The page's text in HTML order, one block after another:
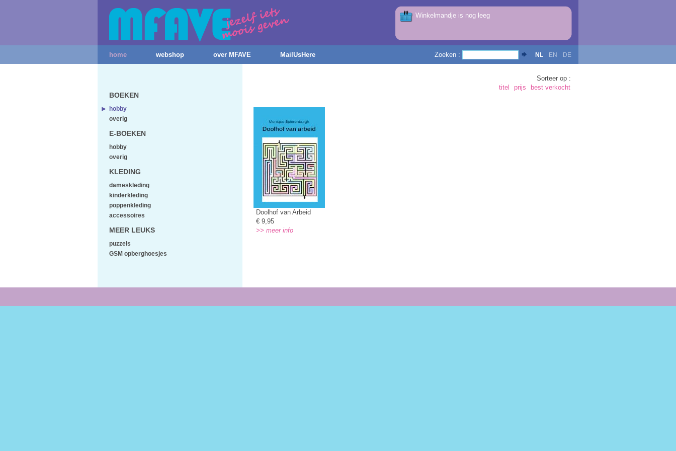
Winkelmandje is nog leeg
home webshop over MFAVE MailUsHere NL EN DE
Zoeken :
Sorteer op :
titel
prijs best verkocht
Doolhof van Arbeid
€ 9,95
>> meer info
BOEKEN
hobby
overig
E-BOEKEN
hobby
overig
KLEDING
dameskleding
kinderkleding
poppenkleding
accessoires
MEER LEUKS
puzzels
GSM opberghoesjes